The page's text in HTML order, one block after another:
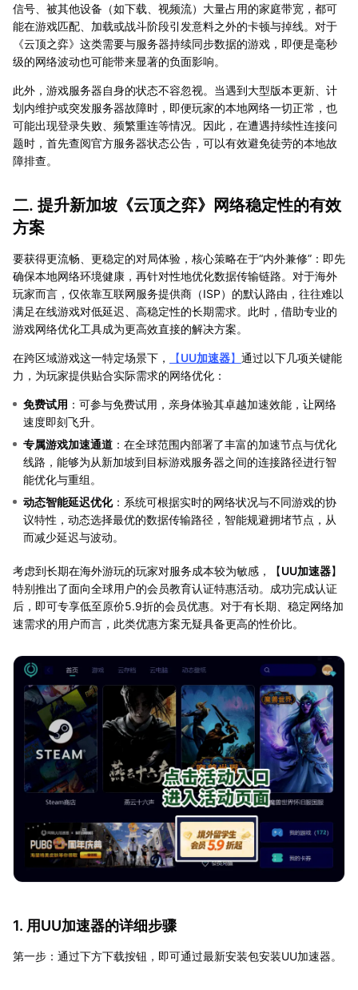
信号、被其他设备（如下载、视频流）大量占用的家庭带宽，都可
能在游戏匹配、加载或战斗阶段引发意料之外的卡顿与掉线。对于
《云顶之弈》这类需要与服务器持续同步数据的游戏，即便是毫秒
级的网络波动也可能带来显著的负面影响。
此外，游戏服务器自身的状态不容忽视。当遇到大型版本更新、计
划内维护或突发服务器故障时，即便玩家的本地网络一切正常，也
可能出现登录失败、频繁重连等情况。因此，在遭遇持续性连接问
题时，首先查阅官方服务器状态公告，可以有效避免徒劳的本地故
障排查。
二. 提升新加坡《云顶之弈》网络稳定性的有效
方案
要获得更流畅、更稳定的对局体验，核心策略在于“内外兼修”：即先
确保本地网络环境健康，再针对性地优化数据传输链路。对于海外
玩家而言，仅依靠互联网服务提供商（ISP）的默认路由，往往难以
满足在线游戏对低延迟、高稳定性的长期需求。此时，借助专业的
游戏网络优化工具成为更高效直接的解决方案。
在跨区域游戏这一特定场景下， 【UU加速器】 通过以下几项关键能
力，为玩家提供贴合实际需求的网络优化：
免费试用 ：可参与免费试用，亲身体验其卓越加速效能，让网络
速度即刻飞升。
专属游戏加速通道 ：在全球范围内部署了丰富的加速节点与优化
线路，能够为从新加坡到目标游戏服务器之间的连接路径进行智
能优化与重组。
动态智能延迟优化：系统可根据实时的网络状况与不同游戏的协
议特性，动态选择最优的数据传输路径，智能规避拥堵节点，从
而减少延迟与波动。
考虑到长期在海外游玩的玩家对服务成本较为敏感，【UU加速器】
特别推出了面向全球用户的会员教育认证特惠活动。成功完成认证
后，即可专享低至原价5.9折的会员优惠。对于有长期、稳定网络加
速需求的用户而言，此类优惠方案无疑具备更高的性价比。
1. 用UU加速器的详细步骤
第一步：通过下方下载按钮，即可通过最新安装包安装UU加速器。